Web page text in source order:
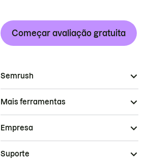
Começar avaliação gratuita
Semrush
Mais ferramentas
Empresa
Suporte